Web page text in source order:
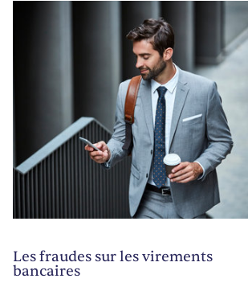
Les fraudes sur les virements
bancaires